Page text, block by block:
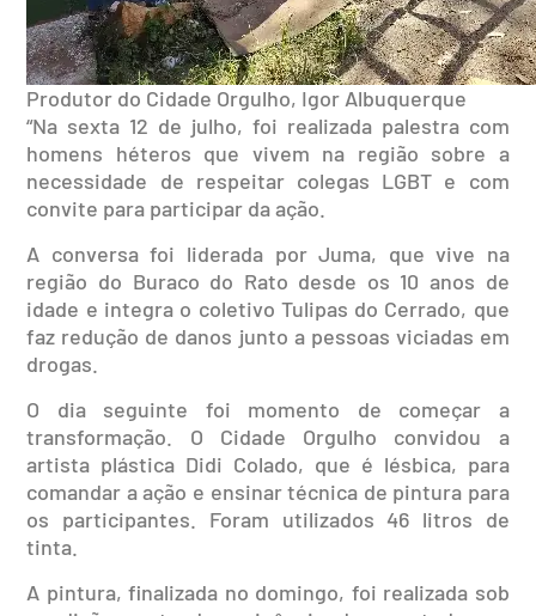
Produtor do Cidade Orgulho, Igor Albuquerque
“Na sexta 12 de julho, foi realizada palestra com
homens héteros que vivem na região sobre a
necessidade de respeitar colegas LGBT e com
convite para participar da ação.
A conversa foi liderada por Juma, que vive na
região do Buraco do Rato desde os 10 anos de
idade e integra o coletivo Tulipas do Cerrado, que
faz redução de danos junto a pessoas viciadas em
drogas.
O dia seguinte foi momento de começar a
transformação. O Cidade Orgulho convidou a
artista plástica Didi Colado, que é lésbica, para
comandar a ação e ensinar técnica de pintura para
os participantes. Foram utilizados 46 litros de
tinta.
A pintura, finalizada no domingo, foi realizada sob